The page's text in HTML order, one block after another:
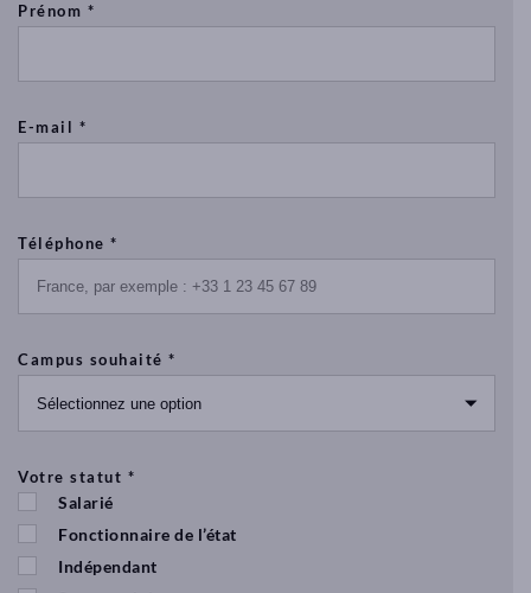
Prénom *
E-mail *
Téléphone *
Campus souhaité *
Votre statut *
Salarié
Fonctionnaire de l’état
Indépendant